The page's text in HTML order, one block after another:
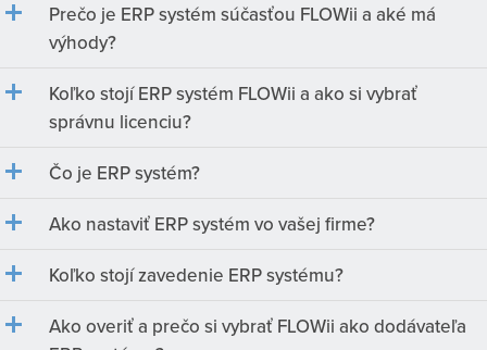
Prečo je ERP systém súčasťou FLOWii a aké má
výhody?
Koľko stojí ERP systém FLOWii a ako si vybrať
správnu licenciu?
Čo je ERP systém?
Ako nastaviť ERP systém vo vašej firme?
Koľko stojí zavedenie ERP systému?
Ako overiť a prečo si vybrať FLOWii ako dodávateľa